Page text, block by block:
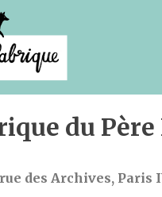
du Père
des Archives, Paris